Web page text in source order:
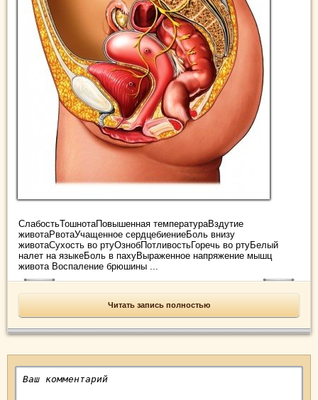
СлабостьТошнотаПовышенная температураВздутие
животаРвотаУчащенное сердцебиениеБоль внизу
животаСухость во ртуОзнобПотливостьГоречь во ртуБелый
налет на языкеБоль в пахуВыраженное напряжение мышц
живота Воспаление брюшины ...
Читать запись полностью